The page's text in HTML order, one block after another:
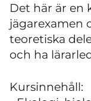
Det här är en
jägarexamen
teoretiska
och ha
Kursinnehåll: